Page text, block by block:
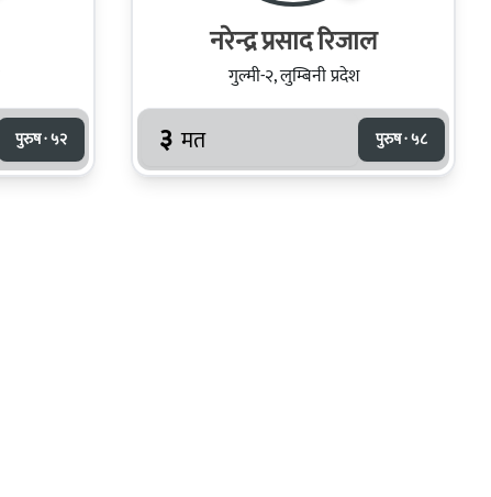
पुरुष · ५२
नरेन्द्र प्रसाद रिजाल
गुल्मी-२, लुम्बिनी प्रदेश
३ मत पुरुष · ५८